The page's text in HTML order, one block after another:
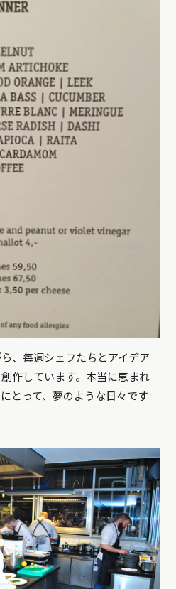
、毎週シェフたちとアイデア
作しています。本当に恵まれ
とって、夢のような日々です